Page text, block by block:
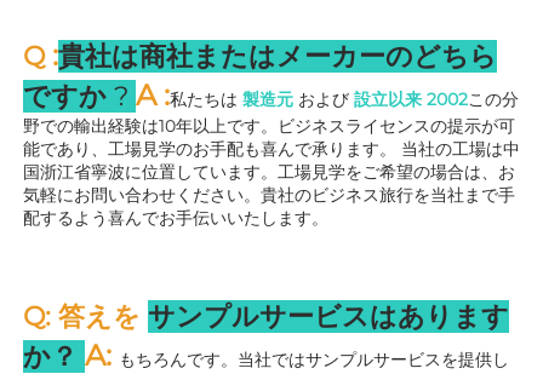
Q :貴社は商社またはメーカーのどちら
ですか ? A :私たちは 製造元 および 設立以来 2002この分
野での輸出経験は10年以上です。ビジネスライセンスの提示が可
能であり、工場見学のお手配も喜んで承ります。 当社の工場は中
国浙江省寧波に位置しています。工場見学をご希望の場合は、お
気軽にお問い合わせください。貴社のビジネス旅行を当社まで手
配するよう喜んでお手伝いいたします。
Q: 答えを サンプルサービスはあります
か？ A: もちろんです。当社ではサンプルサービスを提供し